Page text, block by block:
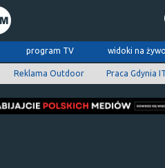
program TV widoki na
Reklama Outdoor Praca Gdynia